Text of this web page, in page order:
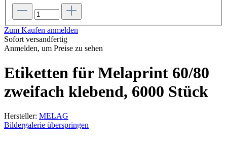
Zum Kaufen anmelden
Sofort versandfertig
Anmelden, um Preise zu sehen
Etiketten für Melaprint 60/80
zweifach klebend, 6000 Stück
Hersteller: MELAG
Bildergalerie überspringen